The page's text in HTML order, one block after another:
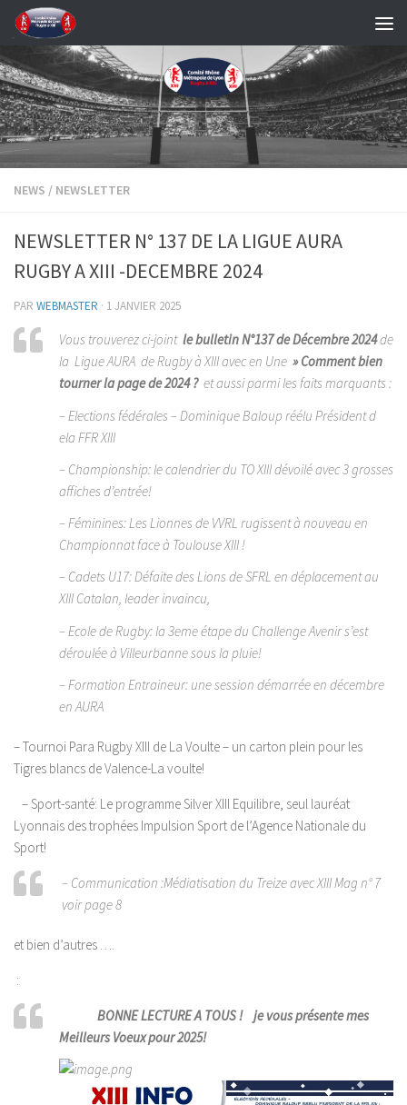
Skip to content
NEWS / NEWSLETTER
NEWSLETTER N° 137 DE LA LIGUE AURA
RUGBY A XIII -DECEMBRE 2024
PAR WEBMASTER · 1 JANVIER 2025
Vous trouverez ci-joint le bulletin N°137 de Décembre 2024de
la Ligue AURA de Rugby à XIII avec en Une » Comment bien
tourner la page de 2024 ? et aussi parmi les faits marquants :
– Elections fédérales – Dominique Baloup réélu Président d
ela FFR XIII
– Championship: le calendrier du TO XIII dévoilé avec 3 grosses
affiches d’entrée!
– Féminines: Les Lionnes de VVRL rugissent à nouveau en
Championnat face à Toulouse XIII !
– Cadets U17: Défaite des Lions de SFRL en déplacement au
XIII Catalan, leader invaincu,
– Ecole de Rugby: la 3eme étape du Challenge Avenir s’est
déroulée à Villeurbanne sous la pluie!
– Formation Entraineur: une session démarrée en décembre
en AURA
– Tournoi Para Rugby XIII de La Voulte – un carton plein pour les
Tigres blancs de Valence-La voulte!
– Sport-santé: Le programme Silver XIII Equilibre, seul lauréat
Lyonnais des trophées Impulsion Sport de l’Agence Nationale du
Sport!
– Communication :Médiatisation du Treize avec XIII Mag n° 7
voir page 8
et bien d’autres ….
:
BONNE LECTURE A TOUS ! je vous présente mes
Meilleurs Voeux pour 2025!